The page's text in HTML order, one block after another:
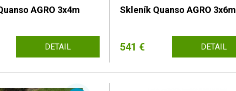
AGRO 3x4m
DETAIL
Skleník Quanso AGRO 3x6m
541 € DETAIL